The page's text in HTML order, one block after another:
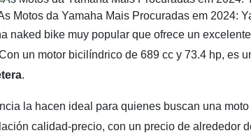
Motos da Yamaha Mais Procuradas em 2024:
naked bike muy popular que ofrece un
un motor bicilíndrico de 689 cc y 73.4 hp, es
.
la hacen ideal para quienes buscan una moto
calidad-precio, con un precio de alrededor